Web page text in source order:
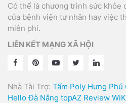
Có thể là chương trình sức khỏe
của bệnh viện tư nhân hay việc
miễn phí.
LIÊN KẾT MẠNG XÃ HỘI
Nhà Tài Trợ: Tấm Poly Hưng Phú
Hello Đà Nẵng topAZ Review